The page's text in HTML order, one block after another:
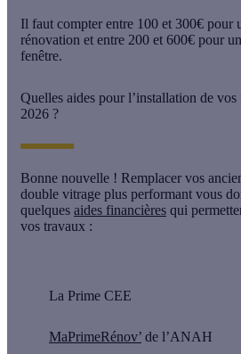
Il faut compter entre 100 et 300€ pour
rénovation et entre 200 et 600€ pour
fenêtre.
Quelles aides pour l’installation de
2026 ?
Bonne nouvelle ! Remplacer vos
double vitrage plus performant vous
quelques aides financières qui
vos travaux :
La Prime CEE
MaPrimeRénov’ de l’ANAH